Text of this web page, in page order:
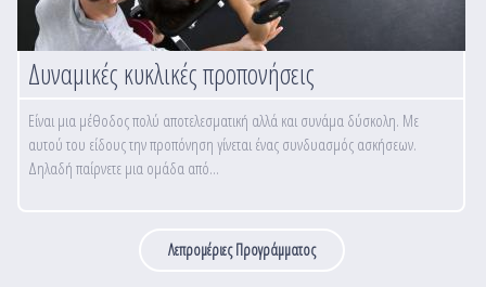
Δυναμικές κυκλικές προπονήσεις
Είναι μια μέθοδος πολύ αποτελεσματική αλλά και συνάμα δύσκολη. Με
αυτού του είδους την προπόνηση γίνεται ένας συνδυασμός ασκήσεων.
Δηλαδή παίρνετε μια ομάδα από...
Λεπρομέριες Προγράμματος